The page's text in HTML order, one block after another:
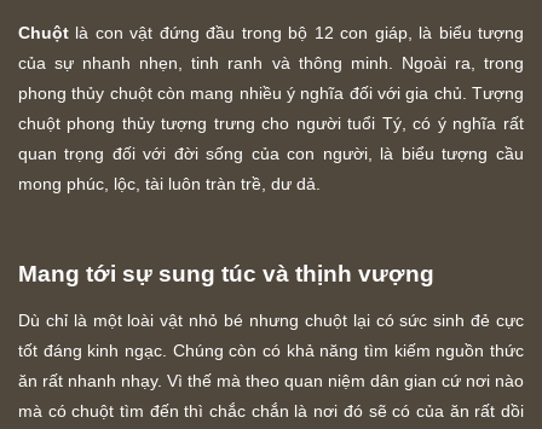
Chuột là con vật đứng đầu trong bộ 12 con giáp, là biểu tượng
của sự nhanh nhẹn, tinh ranh và thông minh. Ngoài ra, trong
phong thủy chuột còn mang nhiều ý nghĩa đối với gia chủ. Tượng
chuột phong thủy tượng trưng cho người tuổi Tý, có ý nghĩa rất
quan trọng đối với đời sống của con người, là biểu tượng cầu
mong phúc, lộc, tài luôn tràn trề, dư dả.
Mang tới sự sung túc và thịnh vượng
Dù chỉ là một loài vật nhỏ bé nhưng chuột lại có sức sinh đẻ cực
tốt đáng kinh ngạc. Chúng còn có khả năng tìm kiếm nguồn thức
ăn rất nhanh nhạy. Vì thế mà theo quan niệm dân gian cứ nơi nào
mà có chuột tìm đến thì chắc chắn là nơi đó sẽ có của ăn rất dồi